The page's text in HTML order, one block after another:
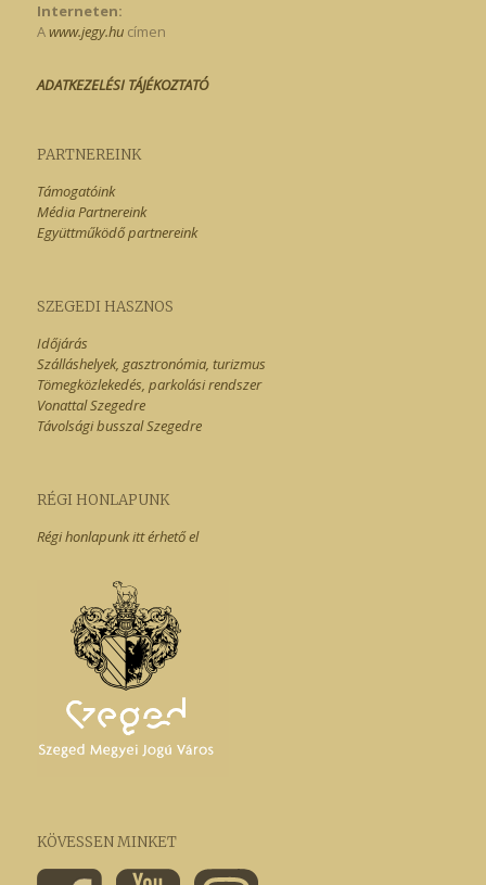
Interneten:
Awww.jegy.hucímen
ADATKEZELÉSI TÁJÉKOZTATÓ
PARTNEREINK
Támogatóink
Média Partnereink
Együttműködő partnereink
SZEGEDI HASZNOS
Időjárás
Szálláshelyek, gasztronómia, turizmus
Tömegközlekedés, parkolási rendszer
Vonattal Szegedre
Távolsági busszal Szegedre
RÉGI HONLAPUNK
Régi honlapunk itt érhető el
KÖVESSEN MINKET